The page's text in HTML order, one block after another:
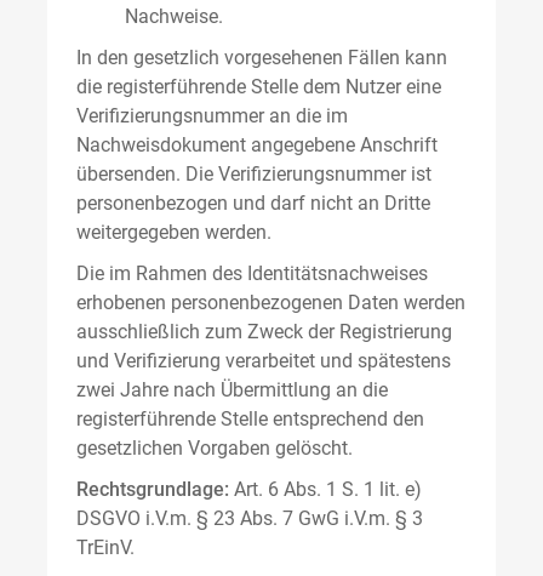
Nachweise.
In den gesetzlich vorgesehenen Fällen kann
die registerführende Stelle dem Nutzer eine
Verifizierungsnummer an die im
Nachweisdokument angegebene Anschrift
übersenden. Die Verifizierungsnummer ist
personenbezogen und darf nicht an Dritte
weitergegeben werden.
Die im Rahmen des Identitätsnachweises
erhobenen personenbezogenen Daten werden
ausschließlich zum Zweck der Registrierung
und Verifizierung verarbeitet und spätestens
zwei Jahre nach Übermittlung an die
registerführende Stelle entsprechend den
gesetzlichen Vorgaben gelöscht.
Rechtsgrundlage: Art. 6 Abs. 1 S. 1 lit. e)
DSGVO i.V.m. § 23 Abs. 7 GwG i.V.m. § 3
TrEinV.